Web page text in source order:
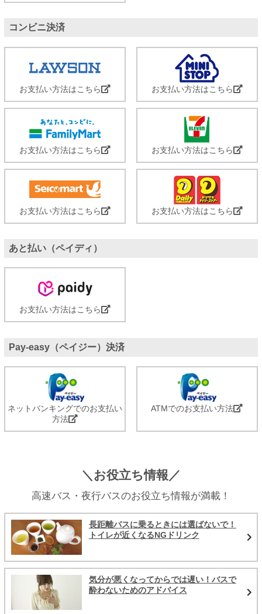
コンビニ決済
お支払い方法はこちら お支払い方法はこちら
お支払い方法はこちら お支払い方法はこちら
お支払い方法はこちら お支払い方法はこちら
あと払い（ペイディ）
お支払い方法はこちら
Pay-easy（ペイジー）決済
ネットバンキングでのお支払い
方法
ATMでのお支払い方法
＼お役立ち情報／
高速バス・夜行バスのお役立ち情報が満載！
長距離バスに乗るときには選ばないで！
トイレが近くなるNGドリンク
気分が悪くなってからでは遅い！バスで
酔わないためのアドバイス